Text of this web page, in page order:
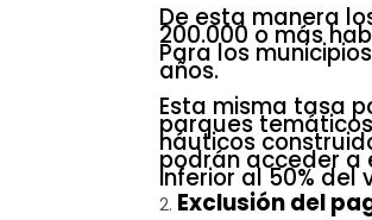
De esta manera
200.000 o más
Para los
años.
Esta misma tasa
parques
náuticos
podrán acceder a
inferior al 50%
Exclusión del